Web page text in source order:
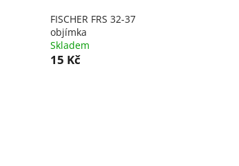
FISCHER FRS 32-37
objímka
Skladem
15 Kč